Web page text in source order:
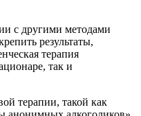
с другими методами
результаты,
терапия
так и
терапии, такой как